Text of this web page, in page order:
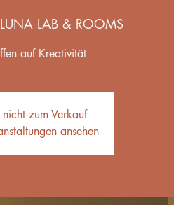
LUNA LAB & ROOMS
auf Kreativität
zum Verkauf
ansehen